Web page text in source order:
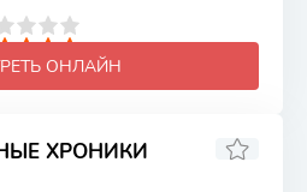
ОНЛАЙН
ХРОНИКИ